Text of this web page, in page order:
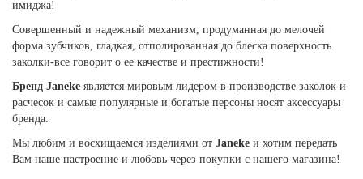
имиджа!
Совершенный и надежный механизм, продуманная до мелочей
форма зубчиков, гладкая, отполированная до блеска поверхность
заколки-все говорит о ее качестве и престижности!
Бренд Janeke является мировым лидером в производстве заколок и
расчесок и самые популярные и богатые персоны носят аксессуары
бренда.
Мы любим и восхищаемся изделиями от Janeke и хотим передать
Вам наше настроение и любовь через покупки с нашего магазина!